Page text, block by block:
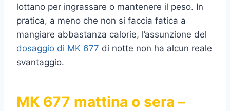
lottano per ingrassare o mantenere il peso. In
pratica, a meno che non si faccia fatica a
mangiare abbastanza calorie, l’assunzione del
dosaggio di MK 677 di notte non ha alcun reale
svantaggio.
MK 677 mattina o sera –